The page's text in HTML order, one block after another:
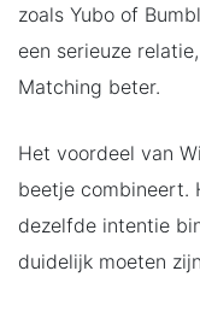
zoals Yubo of
een serieuze
Matching beter.
Het voordeel van
beetje combineert.
dezelfde intentie
duidelijk moeten